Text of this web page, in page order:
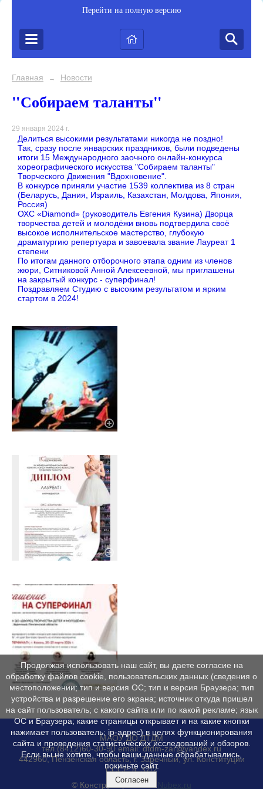
Перейти на полную версию
Главная → Новости
"Собираем таланты"
29 января 2024 г.
Делиться высокими результатами никогда не поздно!
Так, сразу после январских праздников, были подведены
итоги 15 Международного заочного онлайн-конкурса
хореографического искусства "Собираем таланты"
Творческого Движения "Вдохновение".
В конкурсе приняли участие 1539 коллектива из 8 стран
(Беларyсь, Дания, Израиль, Казахстан, Молдова, Япония,
Россия)
ОХС «Diamond» (руководитель Евгения Кузина) Дворца
творчества детей и молодёжи вновь подтвердила своё
высокое исполнительское мастерство, глубокую
драматургию репертуара и завоевала звание Лауреат 1
степени
По итогам данного отборочного этапа одним из членов
жюри, Ситниковой Анной Алексеевной, мы приглашены
на закрытый конкурс - суперфинал!
Поздравляем Студию с высоким результатом и ярким
стартом в 2024!
МАОУ ДО ДТДМ
тел.(8412)60-30-90 email: dtdm-zar@yandex.ru
442960, Пензенская область, г. Заречный, ул. Конституции
СССР, д. 37/2
© Конструктор сайтов
Продолжая использовать наш сайт, вы даете согласие на
обработку файлов cookie, пользовательских данных (сведения о
местоположении; тип и версия ОС; тип и версия Браузера; тип
устройства и разрешение его экрана; источник откуда пришел
на сайт пользователь; с какого сайта или по какой рекламе; язык
ОС и Браузера; какие страницы открывает и на какие кнопки
нажимает пользователь; ip-адрес) в целях функционирования
сайта и проведения статистических исследований и обзоров.
Если вы не хотите, чтобы ваши данные обрабатывались,
покиньте сайт.
Согласен